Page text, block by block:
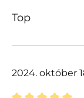
Top
2024. október